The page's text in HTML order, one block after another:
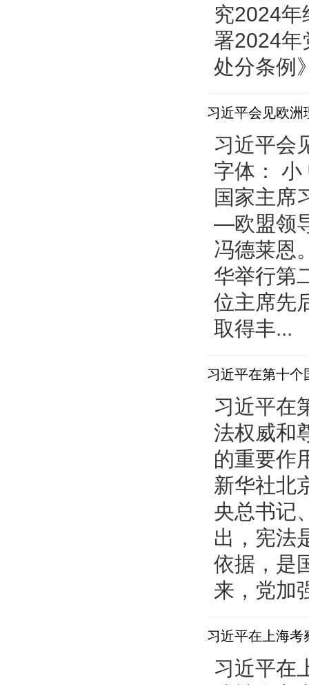
究2024年
署2024年
处分条例
习近平会见欧洲
习近平会
字体：
国家主席
—欧盟领
冯德莱
华举行第
位主席先
取得丰...
习近平在第十个
更好发挥宪法
习近平在
法权威和
的重要
新华社北
央总书记
出，宪法
依据，是
来，党加
习近平在上海考
习近平在